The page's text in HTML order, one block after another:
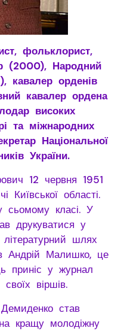
фольклорист,
(2000), Народний
кавалер орденів
кавалер ордена
високих
та міжнародних
Національної
України.
12 червня 1951
Київської області.
сьомому класі. У
друкуватися у
літературний шлях
Андрій Малишко, це
приніс у журнал
своїх віршів.
став
кращу молодіжну